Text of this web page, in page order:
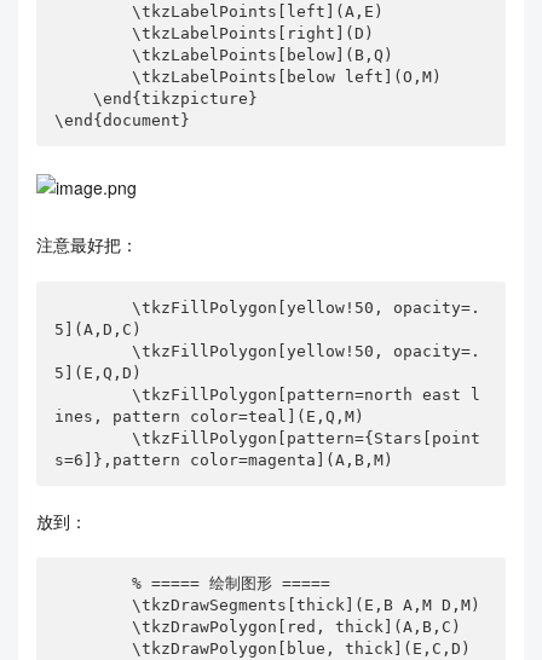
        \tkzLabelPoints[left](A,E)
        \tkzLabelPoints[right](D)
        \tkzLabelPoints[below](B,Q)
        \tkzLabelPoints[below left](O,M)
    \end{tikzpicture}
\end{document}
注意最好把：
        \tkzFillPolygon[yellow!50, opacity=.
5](A,D,C)
        \tkzFillPolygon[yellow!50, opacity=.
5](E,Q,D)
        \tkzFillPolygon[pattern=north east l
ines, pattern color=teal](E,Q,M)
        \tkzFillPolygon[pattern={Stars[point
s=6]},pattern color=magenta](A,B,M)
放到：
        % ===== 绘制图形 =====
        \tkzDrawSegments[thick](E,B A,M D,M)
        \tkzDrawPolygon[red, thick](A,B,C)
        \tkzDrawPolygon[blue, thick](E,C,D)